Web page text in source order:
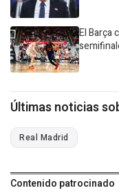
El Barça
Últimas noticias
Real Madrid
Contenido patrocinado